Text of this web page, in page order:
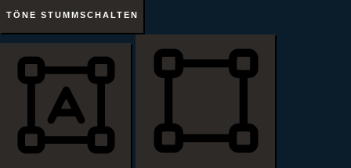
TÖNE STUMMSCHALTEN